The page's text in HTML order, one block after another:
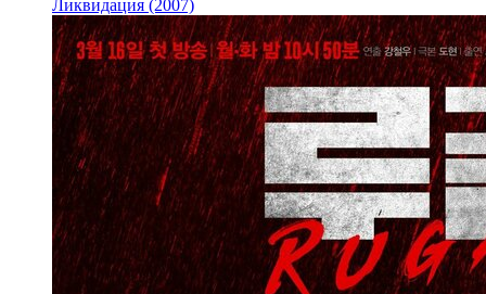
Ликвидация (2007)